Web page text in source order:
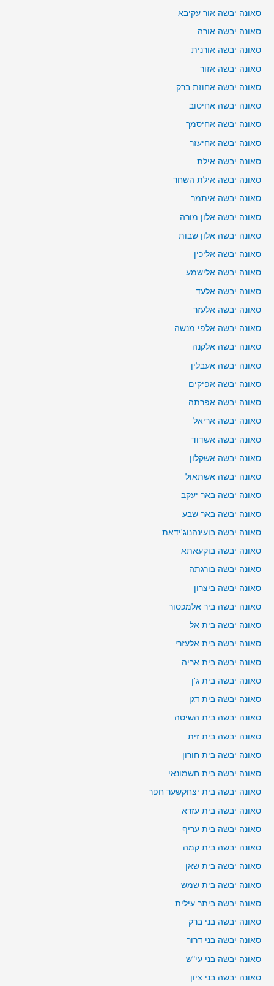
סאונה יבשה אור עקיבא
סאונה יבשה אורה
סאונה יבשה אורנית
סאונה יבשה אזור
סאונה יבשה אחוזת ברק
סאונה יבשה אחיטוב
סאונה יבשה אחיסמך
סאונה יבשה אחיעזר
סאונה יבשה אילת
סאונה יבשה אילת השחר
סאונה יבשה איתמר
סאונה יבשה אלון מורה
סאונה יבשה אלון שבות
סאונה יבשה אליכין
סאונה יבשה אלישמע
סאונה יבשה אלעד
סאונה יבשה אלעזר
סאונה יבשה אלפי מנשה
סאונה יבשה אלקנה
סאונה יבשה אעבלין
סאונה יבשה אפיקים
סאונה יבשה אפרתה
סאונה יבשה אריאל
סאונה יבשה אשדוד
סאונה יבשה אשקלון
סאונה יבשה אשתאול
סאונה יבשה באר יעקב
סאונה יבשה באר שבע
סאונה יבשה בועינהנוג'ידאת
סאונה יבשה בוקעאתא
סאונה יבשה בורגתה
סאונה יבשה ביצרון
סאונה יבשה ביר אלמכסור
סאונה יבשה בית אל
סאונה יבשה בית אלעזרי
סאונה יבשה בית אריה
סאונה יבשה בית ג'ן
סאונה יבשה בית דגן
סאונה יבשה בית השיטה
סאונה יבשה בית זית
סאונה יבשה בית חורון
סאונה יבשה בית חשמונאי
סאונה יבשה בית יצחקשער חפר
סאונה יבשה בית עזרא
סאונה יבשה בית עריף
סאונה יבשה בית קמה
סאונה יבשה בית שאן
סאונה יבשה בית שמש
סאונה יבשה ביתר עילית
סאונה יבשה בני ברק
סאונה יבשה בני דרור
סאונה יבשה בני עי"ש
סאונה יבשה בני ציון